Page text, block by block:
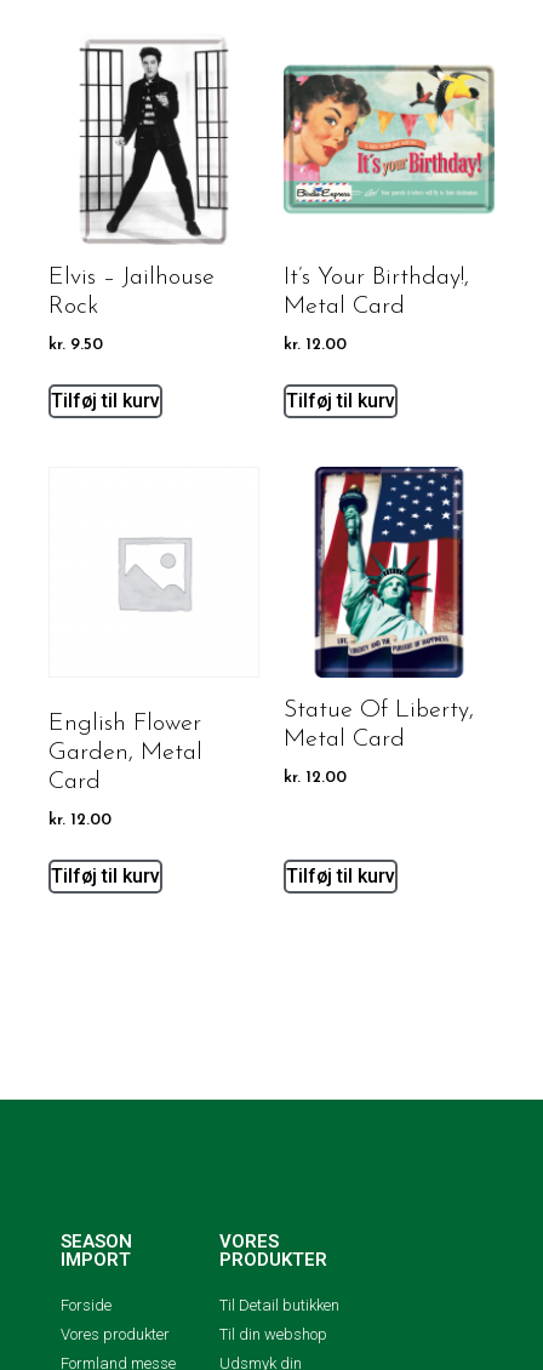
Elvis – Jailhouse
Rock
kr. 9.50
Tilføj til kurv
It’s Your Birthday!,
Metal Card
kr. 12.00
Tilføj til kurv
English Flower
Garden, Metal
Card
kr. 12.00
Tilføj til kurv
Statue Of Liberty,
Metal Card
kr. 12.00
Tilføj til kurv
SEASON
IMPORT
Forside
Vores produkter
Formland messe
VORES
PRODUKTER
Til Detail butikken
Til din webshop
Udsmyk din